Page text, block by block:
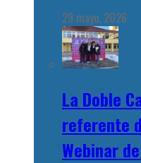
29 mayo, 2026
La Doble
referente
Webinar